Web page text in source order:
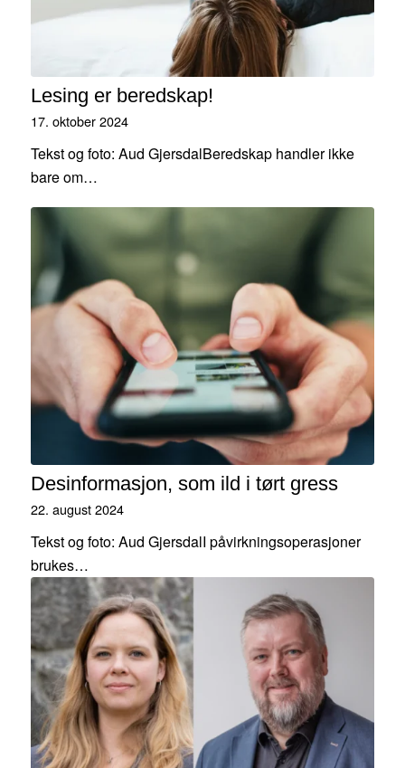
Lesing er beredskap!
17. oktober 2024
Tekst og foto: Aud GjersdalBeredskap handler ikke
bare om…
Desinformasjon, som ild i tørt gress
22. august 2024
Tekst og foto: Aud GjersdalI påvirkningsoperasjoner
brukes…